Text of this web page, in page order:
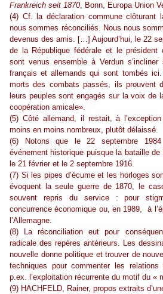
Frankreich seit 1870, Bonn, Europa Union
(4) Cf. la déclaration commune clôturant
nous sommes réconciliés. Nous nous
devenus des amis. […] Aujourd’hui, le 22
de la République fédérale et le président
sont venus ensemble à Verdun
français et allemands qui sont tombés
morts des combats passés, ils prouvent
leurs peuples sont engagés sur la voix de
coopération amicale».
(5) Côté allemand, il restait, à
moins en moins nombreux, plutôt délaissé.
(6) Notons que le 22 septembre
événement historique puisque la bataille de
le 21 février et le 2 septembre 1916.
(7) Si les pipes d’écume et les horloges
évoquent la seule guerre de 1870, le
souvent repris du service : pour
concurrence économique ou, en 1989, à
l’Allemagne.
(8) La réconciliation eut pour
radicale des repères antérieurs. Les
nouvelle donne politique et trouver de
techniques pour commenter les relations
p.ex. l’exploitation récurrente du motif du «
(9) HACHFELD, Rainer, propos extraits